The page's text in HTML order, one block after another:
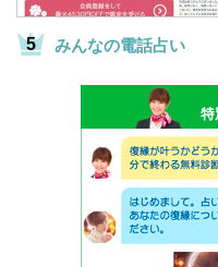
みんなの電話占い